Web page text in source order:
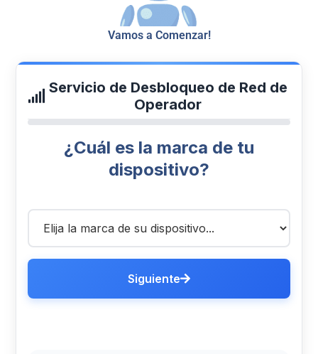
Vamos a Comenzar!
Servicio de Desbloqueo de Red de
Operador
¿Cuál es la marca de tu
dispositivo?
Siguiente